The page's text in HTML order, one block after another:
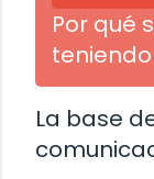
Por qué
La base